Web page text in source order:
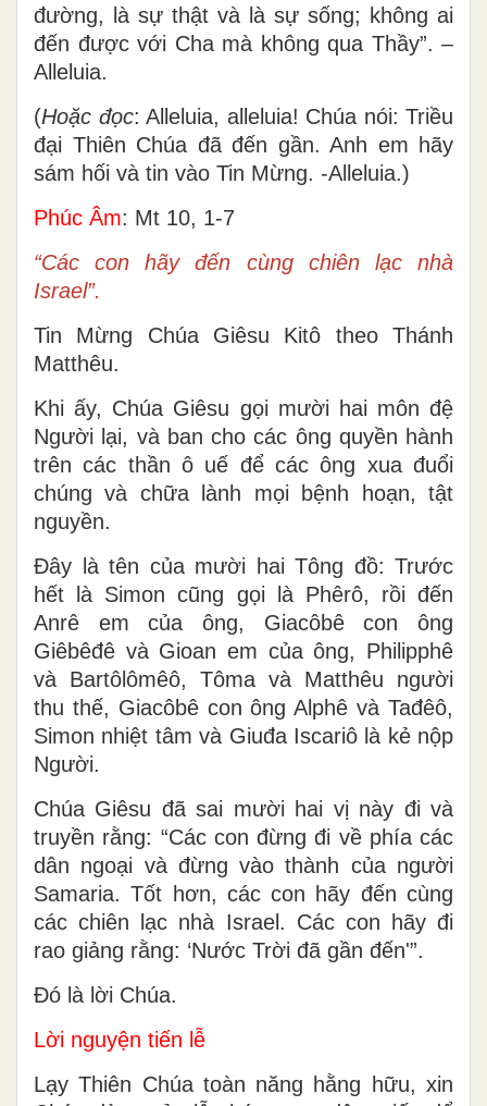
đường, là sự thật và là sự sống; không ai
đến được với Cha mà không qua Thầy”. –
Alleluia.
(Hoặc đọc: Alleluia, alleluia! Chúa nói: Triều
đại Thiên Chúa đã đến gần. Anh em hãy
sám hối và tin vào Tin Mừng. -Alleluia.)
Phúc Âm: Mt 10, 1-7
“Các con hãy đến cùng chiên lạc nhà
Israel”.
Tin Mừng Chúa Giêsu Kitô theo Thánh
Matthêu.
Khi ấy, Chúa Giêsu gọi mười hai môn đệ
Người lại, và ban cho các ông quyền hành
trên các thần ô uế để các ông xua đuổi
chúng và chữa lành mọi bệnh hoạn, tật
nguyền.
Ðây là tên của mười hai Tông đồ: Trước
hết là Simon cũng gọi là Phêrô, rồi đến
Anrê em của ông, Giacôbê con ông
Giêbêđê và Gioan em của ông, Philipphê
và Bartôlômêô, Tôma và Matthêu người
thu thế, Giacôbê con ông Alphê và Tađêô,
Simon nhiệt tâm và Giuđa Iscariô là kẻ nộp
Người.
Chúa Giêsu đã sai mười hai vị này đi và
truyền rằng: “Các con đừng đi về phía các
dân ngoại và đừng vào thành của người
Samaria. Tốt hơn, các con hãy đến cùng
các chiên lạc nhà Israel. Các con hãy đi
rao giảng rằng: ‘Nước Trời đã gần đến'”.
Ðó là lời Chúa.
Lời nguyện tiến lễ
Lạy Thiên Chúa toàn năng hằng hữu, xin